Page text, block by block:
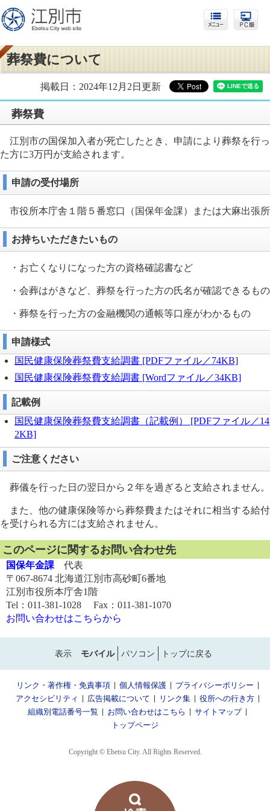
葬祭費について
掲載日：2024年12月2日更新
葬祭費
江別市の国保加入者が死亡したとき、申請により葬祭を行っ
た方に3万円が支給されます。
申請の受付場所
市役所本庁舎１階５番窓口（国保年金課）または大麻出張所
お持ちいただきたいもの
・お亡くなりになった方の資格確認書など
・会葬はがきなど、葬祭を行った方の氏名が確認できるもの
・葬祭を行った方の金融機関の通帳等口座がわかるもの
申請様式
国民健康保険葬祭費支給調書 [PDFファイル／74KB]
国民健康保険葬祭費支給調書 [Wordファイル／34KB]
記載例
国民健康保険葬祭費支給調書（記載例） [PDFファイル／14
2KB]
ご注意ください
葬儀を行った日の翌日から２年を過ぎると支給されません。
また、他の健康保険等から葬祭費またはそれに相当する給付
を受けられる方には支給されません。
このページに関するお問い合わせ先
国保年金課代表
〒067-8674 北海道江別市高砂町6番地
江別市役所本庁舎1階
Tel：011-381-1028 Fax：011-381-1070
お問い合わせはこちらから
表示 モバイル パソコン トップに戻る
リンク・著作権・免責事項 個人情報保護
プライバシーポリシー
アクセシビリティ
広告掲載について リンク集
役所への行き方
組織別電話番号一覧
お問い合わせはこちら
サイトマップ
トップページ
Copyright © Ebetsu City. All Rights Reserved.